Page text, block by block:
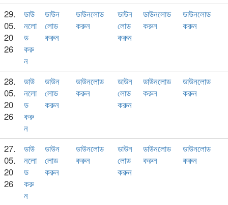
29.
05.
20
26
ডাউ
নলো
ড
করু
ন
ডাউন
লোড
করুন
ডাউনলোড
করুন
ডাউন
লোড
করুন
ডাউনলোড
করুন
ডাউনলোড
করুন
28.
05.
20
26
ডাউ
নলো
ড
করু
ন
ডাউন
লোড
করুন
ডাউনলোড
করুন
ডাউন
লোড
করুন
ডাউনলোড
করুন
ডাউনলোড
করুন
27.
05.
20
26
ডাউ
নলো
ড
করু
ন
ডাউন
লোড
করুন
ডাউনলোড
করুন
ডাউন
লোড
করুন
ডাউনলোড
করুন
ডাউনলোড
করুন